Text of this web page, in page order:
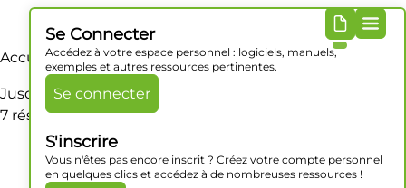
Se Connecter
Accédez à votre espace personnel : logiciels, manuels,
exemples et autres ressources pertinentes.
Se connecter
S'inscrire
Vous n'êtes pas encore inscrit ? Créez votre compte personnel
en quelques clics et accédez à de nombreuses ressources !
Accueil/ Produit Mémoire RAM / Jusqu'à 64 Go DDR4
Jusqu'à 64 Go DDR4
7 résultats affichés